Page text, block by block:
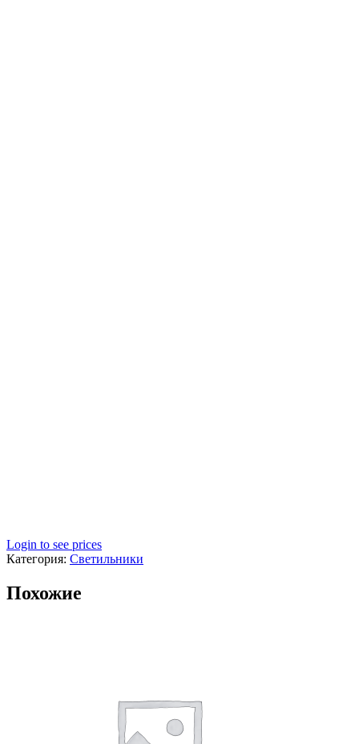
Login to see prices
Категория: Светильники
Похожие